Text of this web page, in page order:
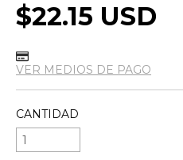
$22.15 USD
VER MEDIOS DE PAGO
CANTIDAD